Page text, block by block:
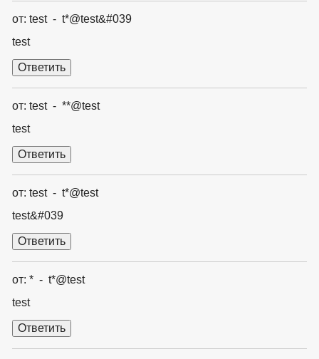
от: test - t*@test&#039
test
от: test - **@test
test
от: test - t*@test
test&#039
от: * - t*@test
test